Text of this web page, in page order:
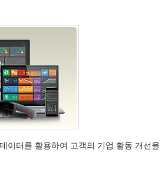
이터를 활용하여 고객의 기업 활동 개선을